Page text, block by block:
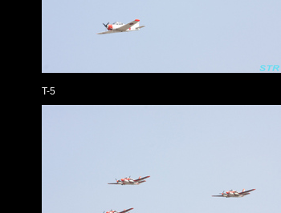
T-5